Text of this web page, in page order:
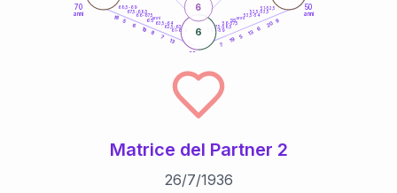
50
anni
60
70
anni
51-52,5
52,5-53,5
53,5-54
56-57,5
57,5-58,5
58,5-59
61-62,5
62,5-63,5
63,5-64
66-67,5
67,5-68,5
68,5-69
9
20
6
13
5
19
7
13
7
8
19
6
5
18
6
6
55anni
65anni
Matrice del Partner 2
26/7/1936